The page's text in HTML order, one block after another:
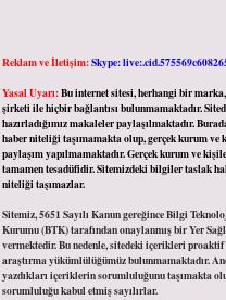
Reklam ve İletişim:Skype:
Yasal Uyarı:Bu internet sitesi, herhangi bir
şirketi ile hiçbir bağlantısı bulunmamaktadır.
hazırladığımız makaleler paylaşılmaktadır.
haber niteliği taşımamakta olup, gerçek kurum ve
paylaşım yapılmamaktadır. Gerçek kurum ve
tamamen tesadüfidir. Sitemizdeki bilgiler taslak
niteliği taşımazlar.
Sitemiz, 5651 Sayılı Kanun gereğince Bilgi
Kurumu (BTK) tarafından onaylanmış bir Yer
vermektedir. Bu nedenle, sitedeki içerikleri
araştırma yükümlülüğümüz bulunmamaktadır.
yazdıkları içeriklerin sorumluluğunu taşımakta
sorumluluğu kabul etmiş sayılırlar.